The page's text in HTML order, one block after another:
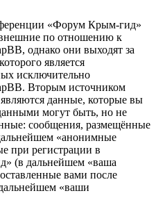
«Форум Крым-гид»
по отношению к
однако они выходят за
является
исключительно
Вторым источником
данные, которые вы
могут быть, но не
сообщения, размещённые
«анонимные
при регистрации в
(в дальнейшем «ваша
вами после
«ваши